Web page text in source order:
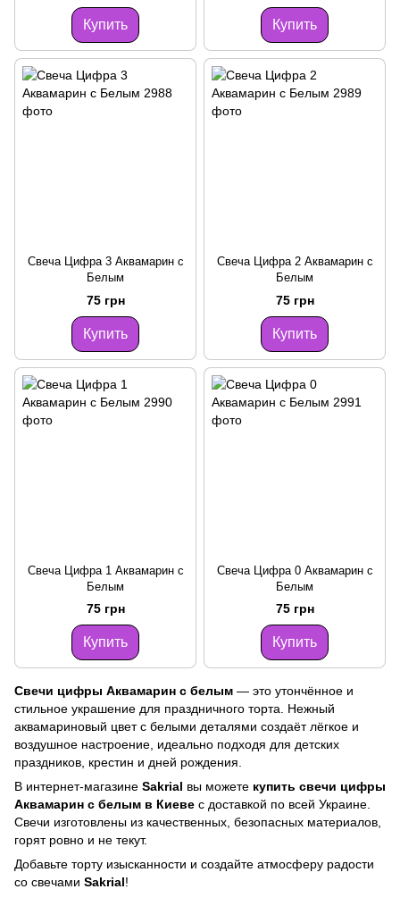
Купить Купить
Свеча Цифра 3 Аквамарин с
Белым
75 грн
Купить
Свеча Цифра 2 Аквамарин с
Белым
75 грн
Купить
Свеча Цифра 1 Аквамарин с
Белым
75 грн
Купить
Свеча Цифра 0 Аквамарин с
Белым
75 грн
Купить
Свечи цифры Аквамарин с белым — это утончённое и
стильное украшение для праздничного торта. Нежный
аквамариновый цвет с белыми деталями создаёт лёгкое и
воздушное настроение, идеально подходя для детских
праздников, крестин и дней рождения.
В интернет-магазине Sakrial вы можете купить свечи цифры
Аквамарин с белым в Киеве с доставкой по всей Украине.
Свечи изготовлены из качественных, безопасных материалов,
горят ровно и не текут.
Добавьте торту изысканности и создайте атмосферу радости
со свечами Sakrial!